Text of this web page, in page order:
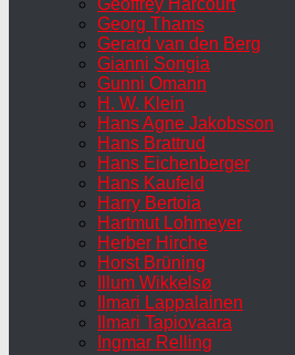
Georg Thams
Gerard van den Berg
Gianni Songia
Gunni Omann
H. W. Klein
Hans Agne Jakobsson
Hans Brattrud
Hans Eichenberger
Hans Kaufeld
Harry Bertoia
Hartmut Lohmeyer
Herber Hirche
Horst Brüning
Illum Wikkelsø
Ilmari Lappalainen
Ilmari Tapiovaara
Ingmar Relling